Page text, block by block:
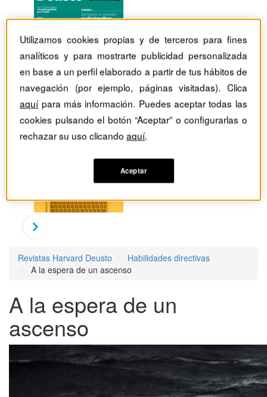
Revistas Harvard Deusto
Habilidades directivas
A la espera de un ascenso
A la espera de un
ascenso
Utilizamos cookies propias y de terceros para fines
analíticos y para mostrarte publicidad personalizada
en base a un perfil elaborado a partir de tus hábitos de
navegación (por ejemplo, páginas visitadas). Clica
aquípara más información. Puedes aceptar todas las
cookies pulsando el botón “Aceptar” o configurarlas o
rechazar su uso clicandoaquí.
Aceptar